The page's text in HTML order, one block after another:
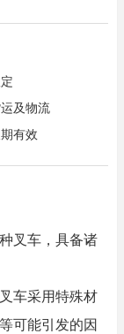
及物流
有效
叉车，具备诸
车采用特殊材
可能引发的因